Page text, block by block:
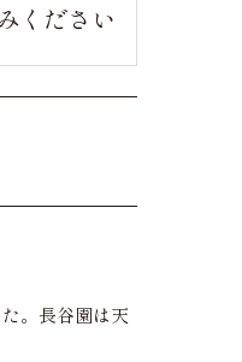
ください
。長谷園は天